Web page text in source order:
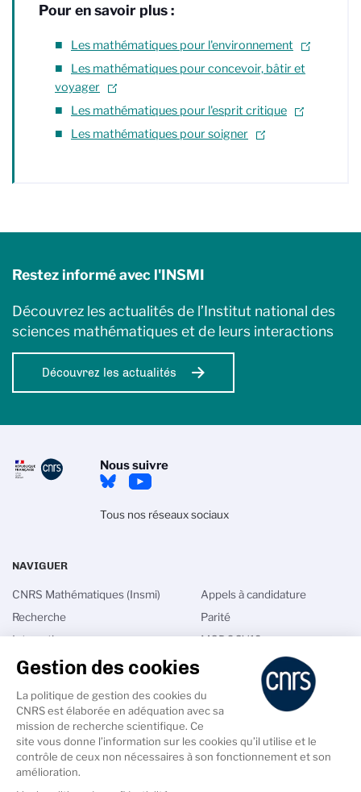
Pour en savoir plus :
Les mathématiques pour l'environnement
Les mathématiques pour concevoir, bâtir et
voyager
Les mathématiques pour l'esprit critique
Les mathématiques pour soigner
Restez informé avec l'INSMI
Découvrez les actualités de l’Institut national des
sciences mathématiques et de leurs interactions
Découvrez les actualités
Nous suivre
Tous nos réseaux sociaux
NAVIGUER
CNRS Mathématiques (Insmi)
Recherche
Interactions
International
Actualités
Appels à candidature
Parité
MODCOV19
Math in France
Intranet
Gestion des cookies
La politique de gestion des cookies du
CNRS est élaborée en adéquation avec sa
mission de recherche scientifique. Ce
site vous donne l’information sur les cookies qu’il utilise et le
contrôle de ceux non nécessaires à son fonctionnement et son
amélioration.